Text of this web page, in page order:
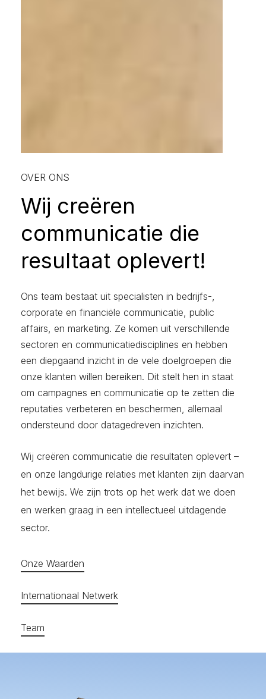
OVER ONS
Wij creëren
communicatie die
resultaat oplevert!
Ons team bestaat uit specialisten in bedrijfs-,
corporate en financiële communicatie, public
affairs, en marketing. Ze komen uit verschillende
sectoren en communicatiedisciplines en hebben
een diepgaand inzicht in de vele doelgroepen die
onze klanten willen bereiken. Dit stelt hen in staat
om campagnes en communicatie op te zetten die
reputaties verbeteren en beschermen, allemaal
ondersteund door datagedreven inzichten.
Wij creëren communicatie die resultaten oplevert –
en onze langdurige relaties met klanten zijn daarvan
het bewijs. We zijn trots op het werk dat we doen
en werken graag in een intellectueel uitdagende
sector.
Onze Waarden
Internationaal Netwerk
Team